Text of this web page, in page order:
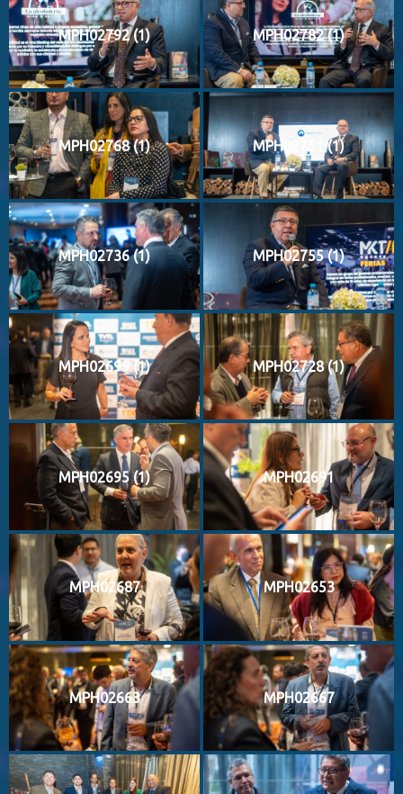
MPH02792 (1) MPH02782 (1)
MPH02768 (1) MPH02751 (1)
MPH02736 (1) MPH02755 (1)
MPH02699 (1) MPH02728 (1)
MPH02695 (1) MPH02691
MPH02687 MPH02653
MPH02663 MPH02667